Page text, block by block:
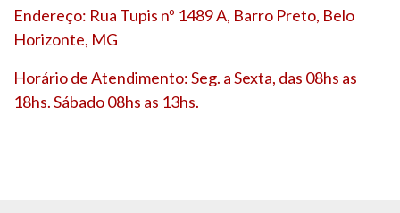
Endereço: Rua Tupis nº 1489 A, Barro Preto, Belo
Horizonte, MG
Horário de Atendimento: Seg. a Sexta, das 08hs as
18hs. Sábado 08hs as 13hs.